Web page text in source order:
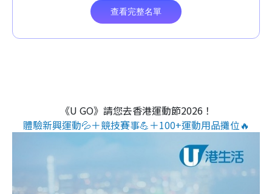
《U GO》請您去香港運動節2026！
體驗新興運動💦＋競技賽事💪＋100+運動用品攤位🔥